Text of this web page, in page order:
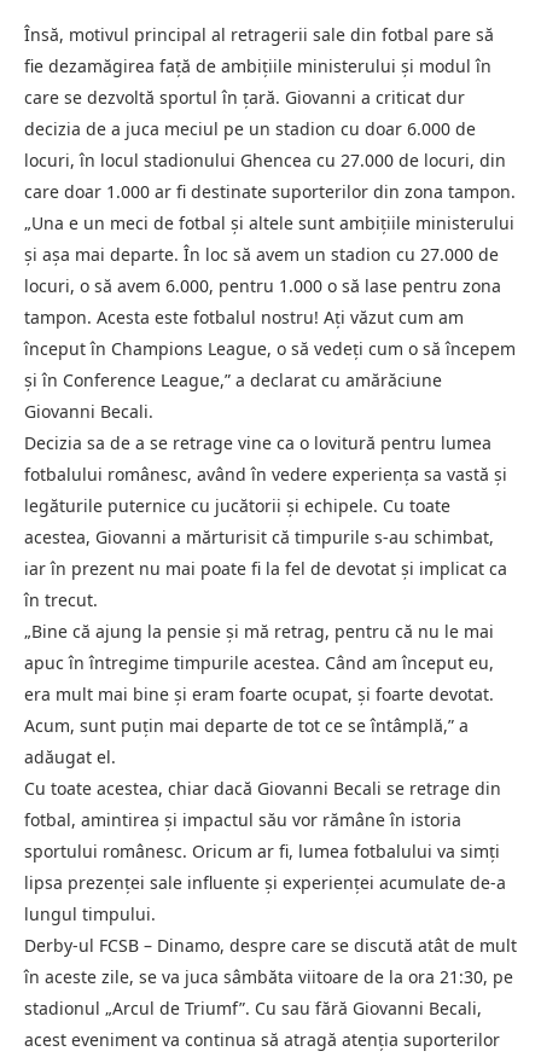
Însă, motivul principal al retragerii sale din fotbal pare să
fie dezamăgirea față de ambițiile ministerului și modul în
care se dezvoltă sportul în țară. Giovanni a criticat dur
decizia de a juca meciul pe un stadion cu doar 6.000 de
locuri, în locul stadionului Ghencea cu 27.000 de locuri, din
care doar 1.000 ar fi destinate suporterilor din zona tampon.
„Una e un meci de fotbal și altele sunt ambițiile ministerului
și așa mai departe. În loc să avem un stadion cu 27.000 de
locuri, o să avem 6.000, pentru 1.000 o să lase pentru zona
tampon. Acesta este fotbalul nostru! Ați văzut cum am
început în Champions League, o să vedeți cum o să începem
și în Conference League,” a declarat cu amărăciune
Giovanni Becali.
Decizia sa de a se retrage vine ca o lovitură pentru lumea
fotbalului românesc, având în vedere experiența sa vastă și
legăturile puternice cu jucătorii și echipele. Cu toate
acestea, Giovanni a mărturisit că timpurile s-au schimbat,
iar în prezent nu mai poate fi la fel de devotat și implicat ca
în trecut.
„Bine că ajung la pensie și mă retrag, pentru că nu le mai
apuc în întregime timpurile acestea. Când am început eu,
era mult mai bine și eram foarte ocupat, și foarte devotat.
Acum, sunt puțin mai departe de tot ce se întâmplă,” a
adăugat el.
Cu toate acestea, chiar dacă Giovanni Becali se retrage din
fotbal, amintirea și impactul său vor rămâne în istoria
sportului românesc. Oricum ar fi, lumea fotbalului va simți
lipsa prezenței sale influente și experienței acumulate de-a
lungul timpului.
Derby-ul FCSB – Dinamo, despre care se discută atât de mult
în aceste zile, se va juca sâmbăta viitoare de la ora 21:30, pe
stadionul „Arcul de Triumf”. Cu sau fără Giovanni Becali,
acest eveniment va continua să atragă atenția suporterilor